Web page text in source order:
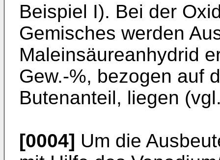
Beispiel I). Bei der
Gemisches werden
Maleinsäureanhydrid
Gew.-%, bezogen auf
Butenanteil, liegen
[0004] Um die